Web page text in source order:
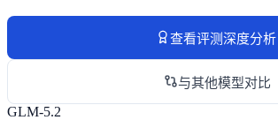
查看评测深度分析
与其他模型对比
GLM-5.2